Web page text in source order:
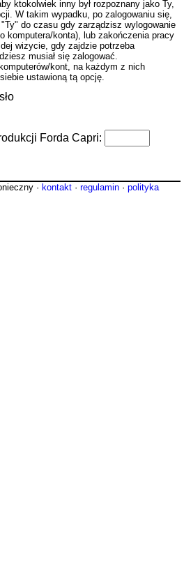
ktokolwiek inny był rozpoznany jako Ty,
W takim wypadku, po zalogowaniu się,
do czasu gdy zarządzisz wylogowanie
komputera/konta), lub zakończenia pracy
wizycie, gdy zajdzie potrzeba
musiał się zalogować.
kont, na każdym z nich
ustawioną tą opcję.
Forda Capri:
· kontakt · regulamin · polityka